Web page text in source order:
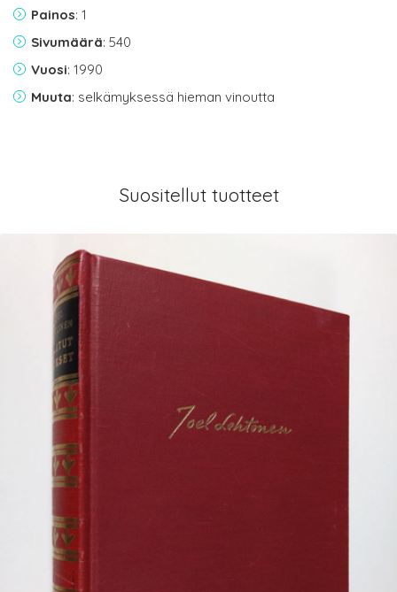
Painos: 1
Sivumäärä: 540
Vuosi: 1990
Muuta: selkämyksessä hieman vinoutta
Suositellut tuotteet